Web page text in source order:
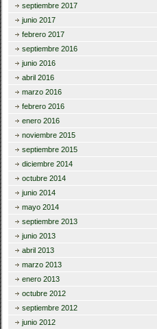
septiembre 2017
junio 2017
febrero 2017
septiembre 2016
junio 2016
abril 2016
marzo 2016
febrero 2016
enero 2016
noviembre 2015
septiembre 2015
diciembre 2014
octubre 2014
junio 2014
mayo 2014
septiembre 2013
junio 2013
abril 2013
marzo 2013
enero 2013
octubre 2012
septiembre 2012
junio 2012